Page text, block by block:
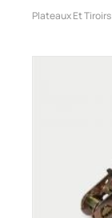
Plateaux Et Tiroirs